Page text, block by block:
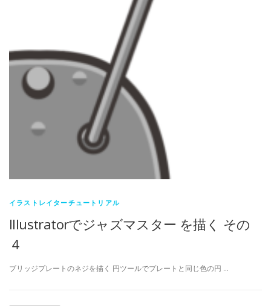
イラストレイターチュートリアル
Illustratorでジャズマスター を描く その
４
ブリッジプレートのネジを描く 円ツールでプレートと同じ色の円 …